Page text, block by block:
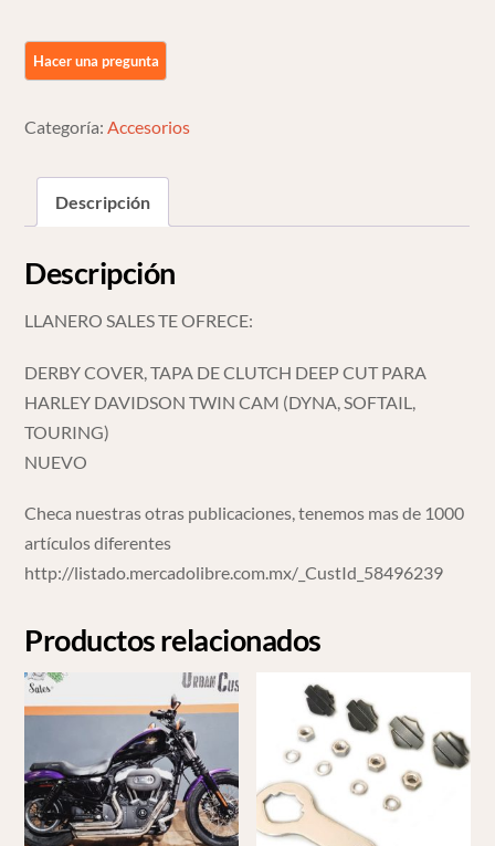
Clutch
Deep
Harley
Twin
Cam
Categoría:Accesorios
Descripción
Descripción
LLANERO SALES TE OFRECE:
DERBY COVER, TAPA DE CLUTCH DEEP CUT PARA
HARLEY DAVIDSON TWIN CAM (DYNA, SOFTAIL,
TOURING)
NUEVO
Checa nuestras otras publicaciones, tenemos mas de 1000
artículos diferentes
http://listado.mercadolibre.com.mx/_CustId_58496239
Productos relacionados